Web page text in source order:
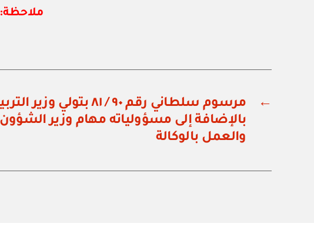
←
مرسوم سلطاني رقم ٩٠ / ٨١ بتولي
بالإضافة إلى مسؤولياته مهام وزير الشؤون
والعمل بالوكالة